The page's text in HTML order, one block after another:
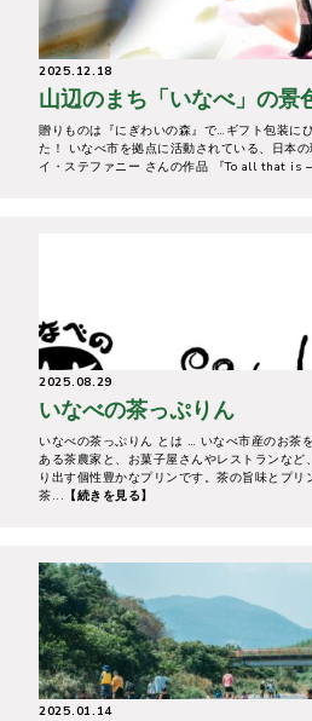
2025.12.18
山辺のまち「いなべ」の景
贈りものは『にぎわいの森』で…ギフト包装に
た！ いなべ市を拠点に活動されている、日本
イ・ステファニー さんの作品 『To all that is
2025.08.29
いなべの茶っぷりん
いなべの茶っぷりん とは … いなべ市産のお茶
ある茶農家と、お菓⼦屋さんやレストランな
り出す個性豊かなプリンです。茶の旨味とプ
茶... 【続きを見る】
2025.01.14